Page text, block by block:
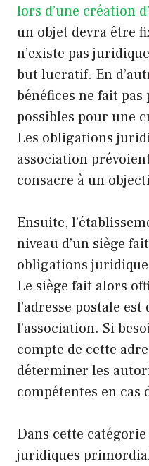
lors d’une création
un objet devra être
n’existe pas
but lucratif. En
bénéfices ne fait pas
possibles pour une
Les obligations
association
consacre à un
Ensuite,
niveau d’un siège
obligations
Le siège fait alors
l’adresse postale
l’association. Si
compte de cette
déterminer les
compétentes en cas
Dans cette
juridiques